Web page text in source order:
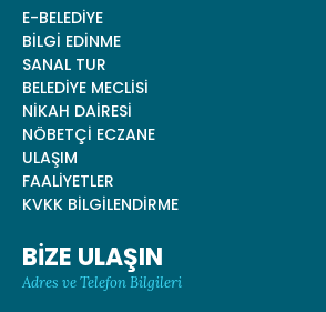
E-BELEDİYE
BİLGİ EDİNME
SANAL TUR
BELEDİYE MECLİSİ
NİKAH DAİRESİ
NÖBETÇİ ECZANE
ULAŞIM
FAALİYETLER
KVKK BİLGİLENDİRME
BİZE ULAŞIN
Adres ve Telefon Bilgileri